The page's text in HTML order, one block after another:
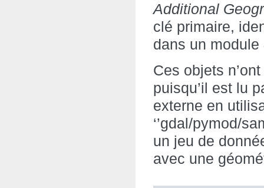
Additional
clé primaire,
dans un module
Ces objets
puisqu’il est lu
externe en
‘’gdal/pymod/
un jeu de
avec une